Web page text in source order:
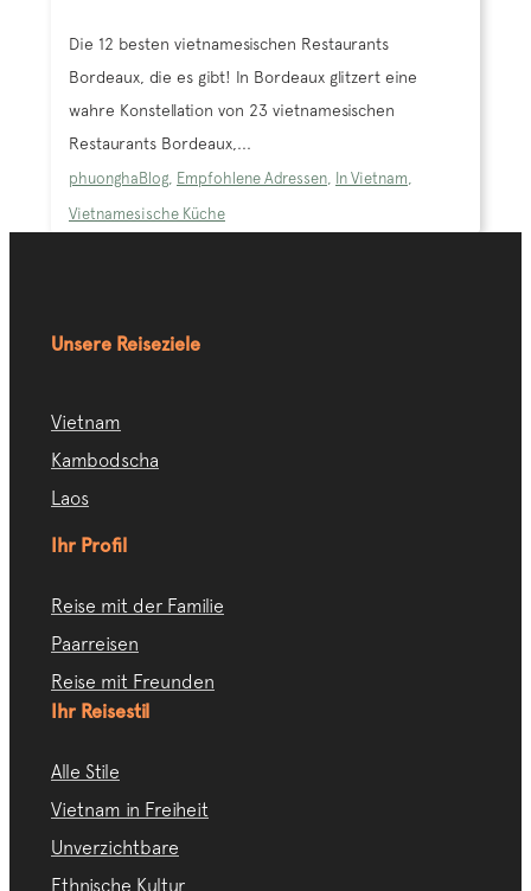
Die 12 besten vietnamesischen Restaurants
Bordeaux, die es gibt! In Bordeaux glitzert eine
wahre Konstellation von 23 vietnamesischen
Restaurants Bordeaux,...
phuongha Blog, Empfohlene Adressen, In Vietnam,
Vietnamesische Küche
Unsere Reiseziele
Vietnam
Kambodscha
Laos
Ihr Profil
Reise mit der Familie
Paarreisen
Reise mit Freunden
Ihr Reisestil
Alle Stile
Vietnam in Freiheit
Unverzichtbare
Ethnische Kultur